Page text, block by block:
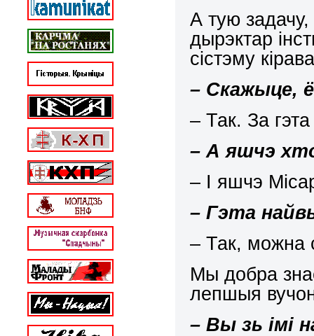
А тую
дырэктар
сістэму
– Скажыце,
– Так. За
– А яшчэ
– І яшчэ
– Гэта
– Так, можна
Мы добра
лепшыя
– Вы зь імі